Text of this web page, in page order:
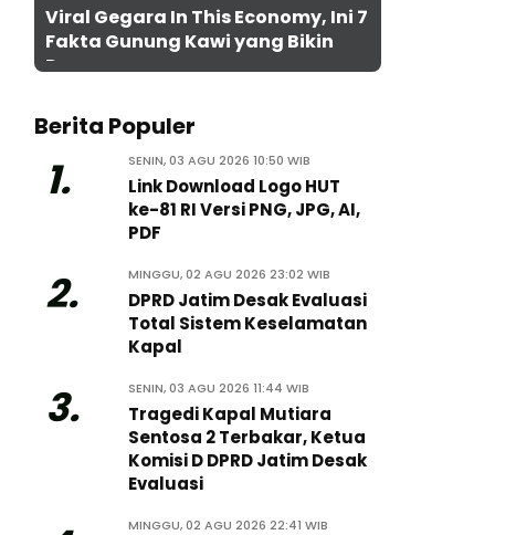
Viral Gegara In This Economy, Ini 7
Fakta Gunung Kawi yang Bikin
Penasaran
Berita Populer
1. SENIN, 03 AGU 2026 10:50 WIB
Link Download Logo HUT
ke-81 RI Versi PNG, JPG, AI,
PDF
2. MINGGU, 02 AGU 2026 23:02 WIB
DPRD Jatim Desak Evaluasi
Total Sistem Keselamatan
Kapal
3. SENIN, 03 AGU 2026 11:44 WIB
Tragedi Kapal Mutiara
Sentosa 2 Terbakar, Ketua
Komisi D DPRD Jatim Desak
Evaluasi
MINGGU, 02 AGU 2026 22:41 WIB